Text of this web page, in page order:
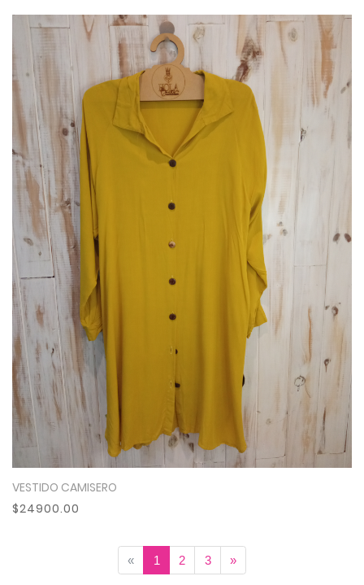
VESTIDO CAMISERO
$24900.00
« 1 2 3 »